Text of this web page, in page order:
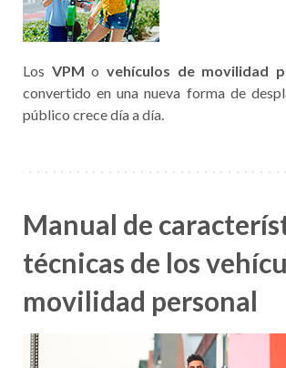
Los VPM o vehículos de movilidad
convertido en una nueva forma de
público crece día a día.
Manual de
técnicas de los
movilidad personal